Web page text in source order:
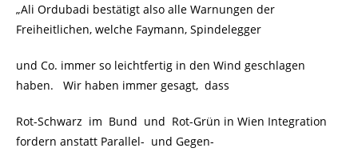
„Ali Ordubadi bestätigt also alle Warnungen der
Freiheitlichen, welche Faymann, Spindelegger
und Co. immer so leichtfertig in den Wind geschlagen
haben. Wir haben immer gesagt, dass
Rot-Schwarz im Bund und Rot-Grün in Wien Integration
fordern anstatt Parallel- und Gegen-